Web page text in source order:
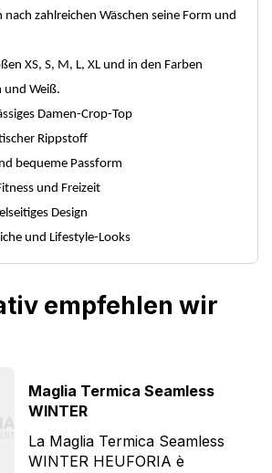
nach zahlreichen Wäschen seine Form und
XS, S, M, L, XL und in den Farben
und Weiß.
Damen-Crop-Top
Rippstoff
bequeme Passform
und Freizeit
Design
und Lifestyle-Looks
empfehlen wir
Maglia Termica Seamless
WINTER
La Maglia Termica Seamless
WINTER HEUFORIA è